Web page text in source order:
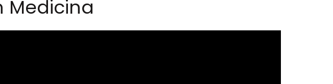
Medicina